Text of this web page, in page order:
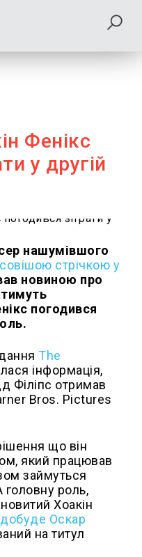
Фенікс
у другій
нашумівшого
стрічкою у
новиною про
погодився
The
інформація,
Філіпс отримав
Bros. Pictures
що він
який працював
займуться
роль,
Хоакін
Оскар
на титул